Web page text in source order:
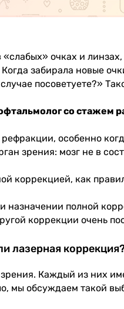
очках и
забирала новые
посоветуете?»
со стажем
особенно
зрения: мозг не в
коррекцией, как
полной
коррекции очень
лазерная
Каждый из них
мы обсуждаем такой